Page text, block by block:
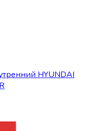
HYUNDAI